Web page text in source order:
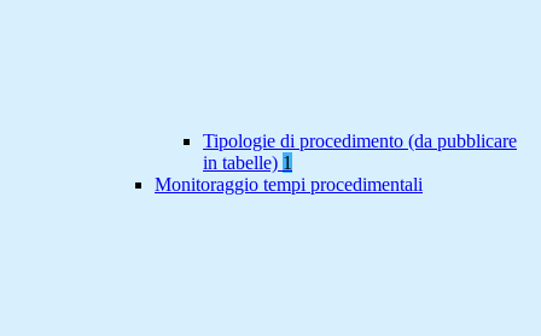
Tipologie di procedimento (da pubblicare
in tabelle) 1
Monitoraggio tempi procedimentali